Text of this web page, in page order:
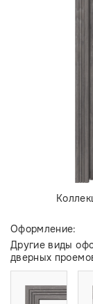
Оформление:
Другие виды
дверных